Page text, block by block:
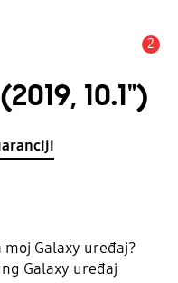
2
10.1")
Galaxy uređaj?
Galaxy uređaj